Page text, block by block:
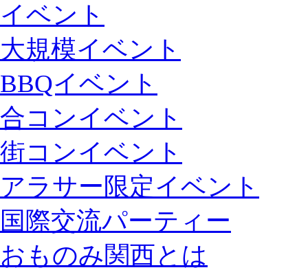
イベント
大規模イベント
BBQイベント
合コンイベント
街コンイベント
アラサー限定イベント
国際交流パーティー
おものみ関西とは